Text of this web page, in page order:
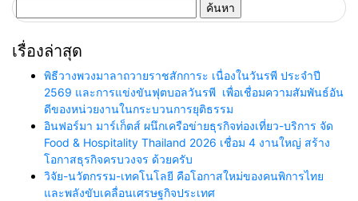
สำหรับ:
เรื่องล่าสุด
พิธีวางพวงมาลาถวายราชสักการะ เนื่องในวันรพี ประจำปี
2569 และการแข่งขันฟุตบอลวันรพี เพื่อเชื่อมความสัมพันธ์อัน
ดีของหน่วยงานในกระบวนการยุติธรรม
อินฟอร์มา มาร์เก็ตส์ ผนึกเครือข่ายธุรกิจท่องเที่ยว-บริการ จัด
Food & Hospitality Thailand 2026 เชื่อม 4 งานใหญ่ สร้าง
โอกาสธุรกิจครบวงจร ด้วยครับ
วิจัย-นวัตกรรม-เทคโนโลยี คือโอกาสใหม่ของคนพิการไทย
และพลังขับเคลื่อนเศรษฐกิจประเทศ